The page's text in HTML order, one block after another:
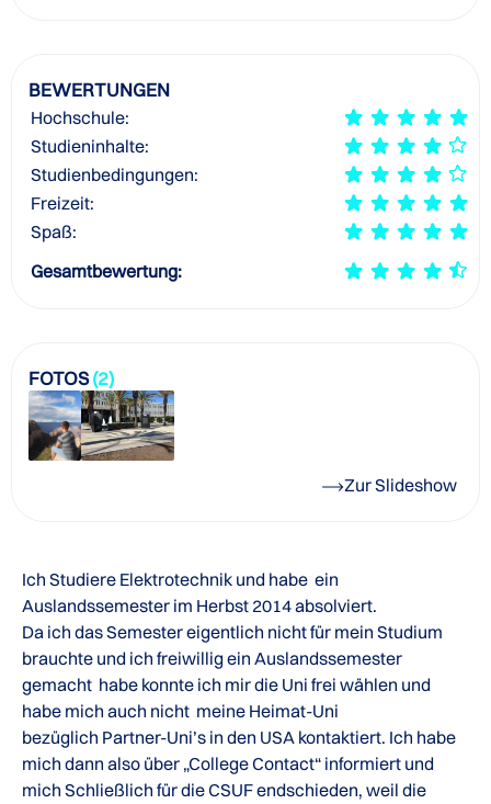
BEWERTUNGEN
Hochschule:
Studieninhalte:
Studienbedingungen:
Freizeit:
Spaß:
Gesamtbewertung:
FOTOS(2)
Zur Slideshow
Ich Studiere Elektrotechnik und habe ein
Auslandssemester im Herbst 2014 absolviert.
Da ich das Semester eigentlich nicht für mein Studium
brauchte und ich freiwillig ein Auslandssemester
gemacht habe konnte ich mir die Uni frei wählen und
habe mich auch nicht meine Heimat-Uni
bezüglich Partner-Uni’s in den USA kontaktiert. Ich habe
mich dann also über „College Contact“ informiert und
mich Schließlich für die CSUF endschieden, weil die